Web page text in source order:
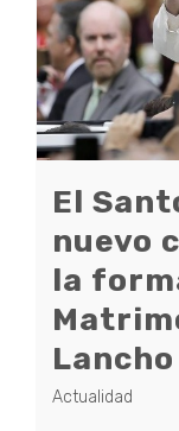
El
nuevo
la
Actualidad